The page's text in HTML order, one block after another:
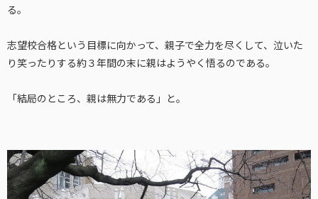
る。
志望校合格という目標に向かって、親子で全力を尽くして、泣いた
り笑ったりする約３年間の末に親はようやく悟るのである。
「結局のところ、親は無力である」と。